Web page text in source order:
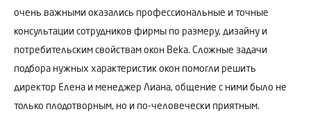
очень важными оказались профессиональные и точные
консультации сотрудников фирмы по размеру, дизайну и
потребительским свойствам окон Beka. Сложные задачи
подбора нужных характеристик окон помогли решить
директор Елена и менеджер Лиана, общение с ними было не
только плодотворным, но и по-человечески приятным.